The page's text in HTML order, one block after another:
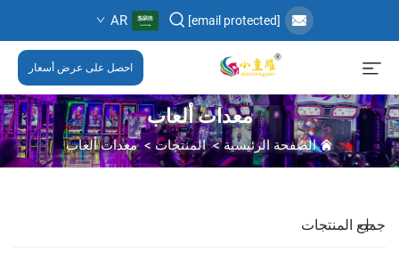
[email protected]
AR
احصل على عرض أسعار
معدات ألعاب
الصفحة الرئيسية>المنتجات >معدات ألعاب
جميع المنتجات